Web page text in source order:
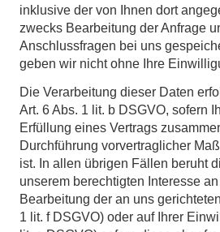
inklusive der von Ihnen dort
zwecks Bearbeitung der Anfrage
Anschlussfragen bei uns
geben wir nicht ohne Ihre
Die Verarbeitung dieser Daten
Art. 6 Abs. 1 lit. b DSGVO, sofern
Erfüllung eines Vertrags
Durchführung vorvertraglicher
ist. In allen übrigen Fällen beruht
unserem berechtigten Interesse
Bearbeitung der an uns
1 lit. f DSGVO) oder auf Ihrer